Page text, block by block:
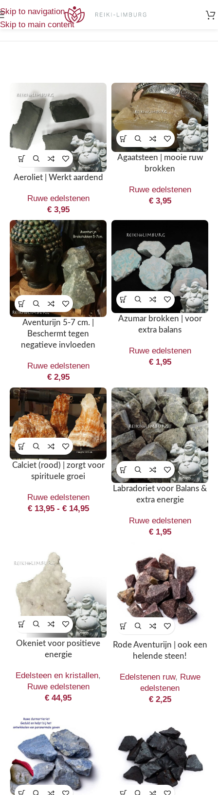
Skip to navigation
Skip to main content
Edelsteen en kristallen
Ruwe edelstenen
Aeroliet | Werkt aardend
Ruwe edelstenen
€3,95
Agaatsteen | mooie ruw
brokken
Ruwe edelstenen
€3,95
Aventurijn 5-7 cm. |
Beschermt tegen
negatieve invloeden
Ruwe edelstenen
€2,95
Azumar brokken | voor
extra balans
Ruwe edelstenen
€1,95
Calciet (rood) | zorgt voor
spirituele groei
Ruwe edelstenen
€13,95 - €14,95
Labradoriet voor Balans &
extra energie
Ruwe edelstenen
€1,95
Okeniet voor positieve
energie
Edelsteen en kristallen,
Ruwe edelstenen
€ 44,95
Rode Aventurijn | ook een
helende steen!
Edelstenen ruw, Ruwe
edelstenen
€2,25